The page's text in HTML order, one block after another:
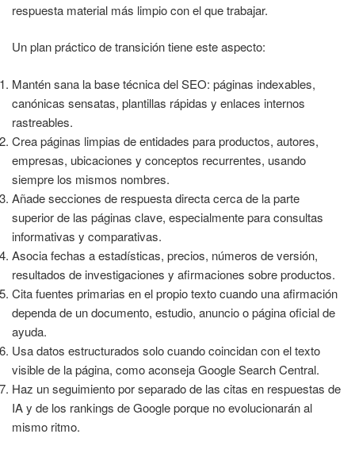
respuesta material más limpio con el que trabajar.
Un plan práctico de transición tiene este aspecto:
Mantén sana la base técnica del SEO: páginas indexables,
canónicas sensatas, plantillas rápidas y enlaces internos
rastreables.
Crea páginas limpias de entidades para productos, autores,
empresas, ubicaciones y conceptos recurrentes, usando
siempre los mismos nombres.
Añade secciones de respuesta directa cerca de la parte
superior de las páginas clave, especialmente para consultas
informativas y comparativas.
Asocia fechas a estadísticas, precios, números de versión,
resultados de investigaciones y afirmaciones sobre productos.
Cita fuentes primarias en el propio texto cuando una afirmación
dependa de un documento, estudio, anuncio o página oficial de
ayuda.
Usa datos estructurados solo cuando coincidan con el texto
visible de la página, como aconseja Google Search Central.
Haz un seguimiento por separado de las citas en respuestas de
IA y de los rankings de Google porque no evolucionarán al
mismo ritmo.